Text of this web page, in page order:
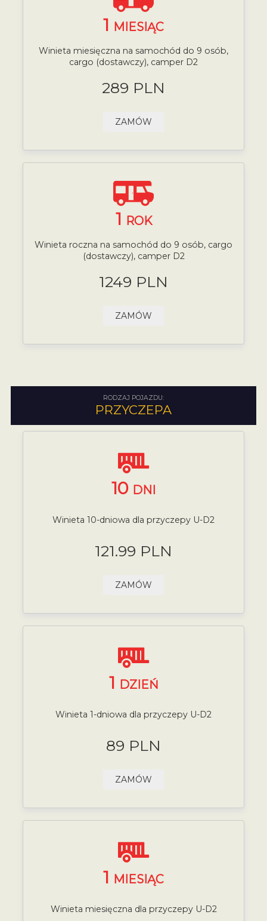
1 MIESIĄC
Winieta miesięczna na samochód do 9 osób,
cargo (dostawczy), camper D2
289 PLN
ZAMÓW
1 ROK
Winieta roczna na samochód do 9 osób, cargo
(dostawczy), camper D2
1249 PLN
ZAMÓW
RODZAJ POJAZDU:
PRZYCZEPA
10 DNI
Winieta 10-dniowa dla przyczepy U-D2
121.99 PLN
ZAMÓW
1 DZIEŃ
Winieta 1-dniowa dla przyczepy U-D2
89 PLN
ZAMÓW
1 MIESIĄC
Winieta miesięczna dla przyczepy U-D2